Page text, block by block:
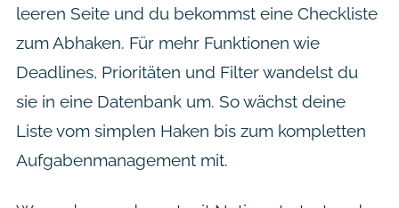
leeren Seite und du bekommst eine Checkliste
zum Abhaken. Für mehr Funktionen wie
Deadlines, Prioritäten und Filter wandelst du
sie in eine Datenbank um. So wächst deine
Liste vom simplen Haken bis zum kompletten
Aufgabenmanagement mit.